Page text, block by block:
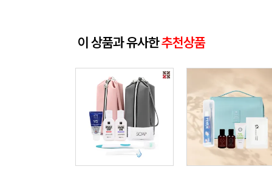
이 상품과 유사한추천상품